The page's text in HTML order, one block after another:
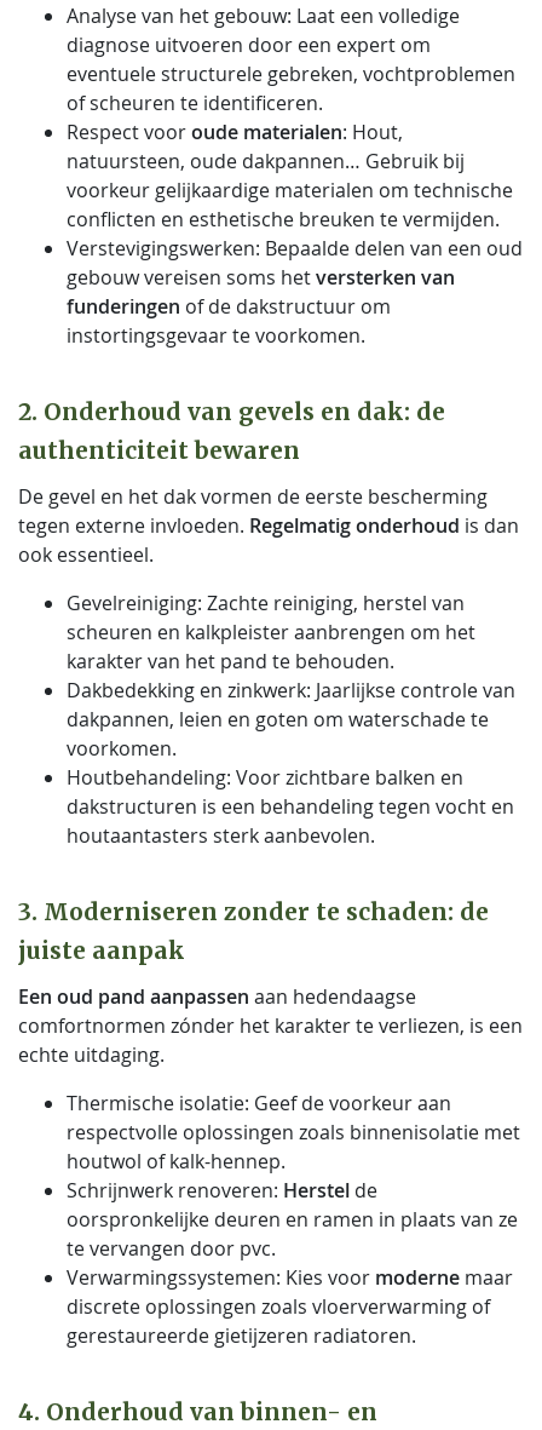
Analyse van het gebouw: Laat een volledige
diagnose uitvoeren door een expert om
eventuele structurele gebreken, vochtproblemen
of scheuren te identificeren.
Respect vooroude materialen: Hout,
natuursteen, oude dakpannen… Gebruik bij
voorkeur gelijkaardige materialen om technische
conflicten en esthetische breuken te vermijden.
Verstevigingswerken: Bepaalde delen van een oud
gebouw vereisen soms hetversterken van
funderingen of de dakstructuur om
instortingsgevaar te voorkomen.
2. Onderhoud van gevels en dak: de
authenticiteit bewaren
De gevel en het dak vormen de eerste bescherming
tegen externe invloeden. Regelmatig onderhoud is dan
ook essentieel.
Gevelreiniging: Zachte reiniging, herstel van
scheuren en kalkpleister aanbrengen om het
karakter van het pand te behouden.
Dakbedekking en zinkwerk: Jaarlijkse controle van
dakpannen, leien en goten om waterschade te
voorkomen.
Houtbehandeling: Voor zichtbare balken en
dakstructuren is een behandeling tegen vocht en
houtaantasters sterk aanbevolen.
3. Moderniseren zonder te schaden: de
juiste aanpak
Een oud pand aanpassen aan hedendaagse
comfortnormen zónder het karakter te verliezen, is een
echte uitdaging.
Thermische isolatie: Geef de voorkeur aan
respectvolle oplossingen zoals binnenisolatie met
houtwol of kalk-hennep.
Schrijnwerk renoveren: Herstel de
oorspronkelijke deuren en ramen in plaats van ze
te vervangen door pvc.
Verwarmingssystemen: Kies voor moderne maar
discrete oplossingen zoals vloerverwarming of
gerestaureerde gietijzeren radiatoren.
4. Onderhoud van binnen- en